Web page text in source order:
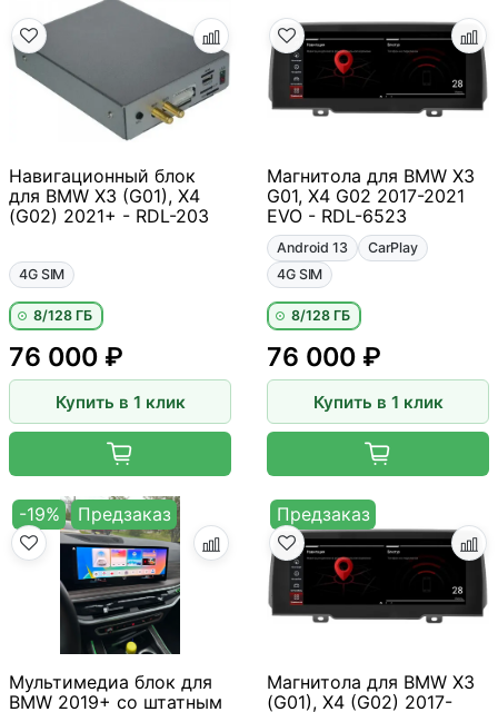
Навигационный блок
для BMW X3 (G01), X4
(G02) 2021+ - RDL-203
4G SIM
8/128 ГБ
76 000 ₽
Купить в 1 клик
Магнитола для BMW X3
G01, X4 G02 2017-2021
EVO - RDL-6523
Android 13
CarPlay
4G SIM
8/128 ГБ
76 000 ₽
Купить в 1 клик
-19% Предзаказ
Мультимедиа блок для
BMW 2019+ со штатным
Предзаказ
Магнитола для BMW X3
(G01), X4 (G02) 2017-